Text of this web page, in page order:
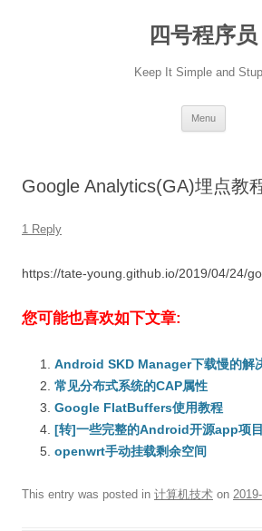
四号程序员
Keep It Simple and
Menu
Google Analytics(GA)埋点教
1 Reply
https://tate-young.github.io/2019/04/24/
您可能也喜欢如下文章:
Android SKD Manager下载慢的解
常见分布式系统的CAP属性
Google FlatBuffers使用教程
[转]一些完整的Android开源app项目
openwrt手动挂载剩余空间
This entry was posted in 计算机技术 on